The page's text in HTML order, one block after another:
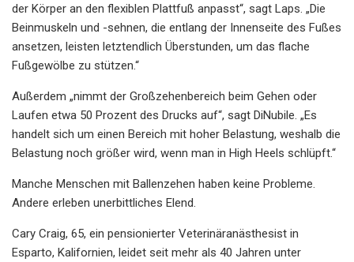
der Körper an den flexiblen Plattfuß anpasst“, sagt Laps. „Die
Beinmuskeln und -sehnen, die entlang der Innenseite des Fußes
ansetzen, leisten letztendlich Überstunden, um das flache
Fußgewölbe zu stützen.“
Außerdem „nimmt der Großzehenbereich beim Gehen oder
Laufen etwa 50 Prozent des Drucks auf“, sagt DiNubile. „Es
handelt sich um einen Bereich mit hoher Belastung, weshalb die
Belastung noch größer wird, wenn man in High Heels schlüpft.“
Manche Menschen mit Ballenzehen haben keine Probleme.
Andere erleben unerbittliches Elend.
Cary Craig, 65, ein pensionierter Veterinäranästhesist in
Esparto, Kalifornien, leidet seit mehr als 40 Jahren unter